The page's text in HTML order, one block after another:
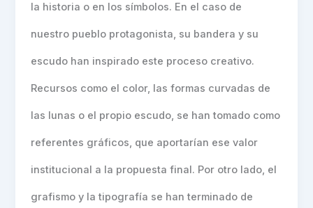
la historia o en los símbolos. En el caso de
nuestro pueblo protagonista, su bandera y su
escudo han inspirado este proceso creativo.
Recursos como el color, las formas curvadas de
las lunas o el propio escudo, se han tomado como
referentes gráficos, que aportarían ese valor
institucional a la propuesta final. Por otro lado, el
grafismo y la tipografía se han terminado de